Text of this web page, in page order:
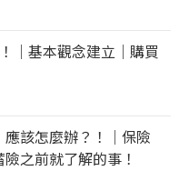
｜基本觀念建立｜購買
該怎麼辦？！｜保險
之前就了解的事！